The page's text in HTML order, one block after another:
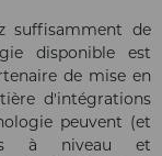
suffisamment de
disponible est
de mise en
d'intégrations
peuvent (et
à niveau et